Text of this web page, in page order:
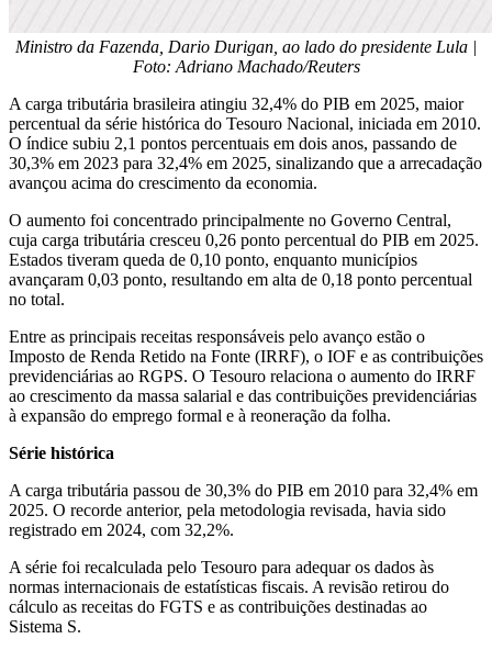
Ministro da Fazenda, Dario Durigan, ao lado do presidente Lula |
Foto: Adriano Machado/Reuters
A carga tributária brasileira atingiu 32,4% do PIB em 2025, maior
percentual da série histórica do Tesouro Nacional, iniciada em 2010.
O índice subiu 2,1 pontos percentuais em dois anos, passando de
30,3% em 2023 para 32,4% em 2025, sinalizando que a arrecadação
avançou acima do crescimento da economia.
O aumento foi concentrado principalmente no Governo Central,
cuja carga tributária cresceu 0,26 ponto percentual do PIB em 2025.
Estados tiveram queda de 0,10 ponto, enquanto municípios
avançaram 0,03 ponto, resultando em alta de 0,18 ponto percentual
no total.
Entre as principais receitas responsáveis pelo avanço estão o
Imposto de Renda Retido na Fonte (IRRF), o IOF e as contribuições
previdenciárias ao RGPS. O Tesouro relaciona o aumento do IRRF
ao crescimento da massa salarial e das contribuições previdenciárias
à expansão do emprego formal e à reoneração da folha.
Série histórica
A carga tributária passou de 30,3% do PIB em 2010 para 32,4% em
2025. O recorde anterior, pela metodologia revisada, havia sido
registrado em 2024, com 32,2%.
A série foi recalculada pelo Tesouro para adequar os dados às
normas internacionais de estatísticas fiscais. A revisão retirou do
cálculo as receitas do FGTS e as contribuições destinadas ao
Sistema S.